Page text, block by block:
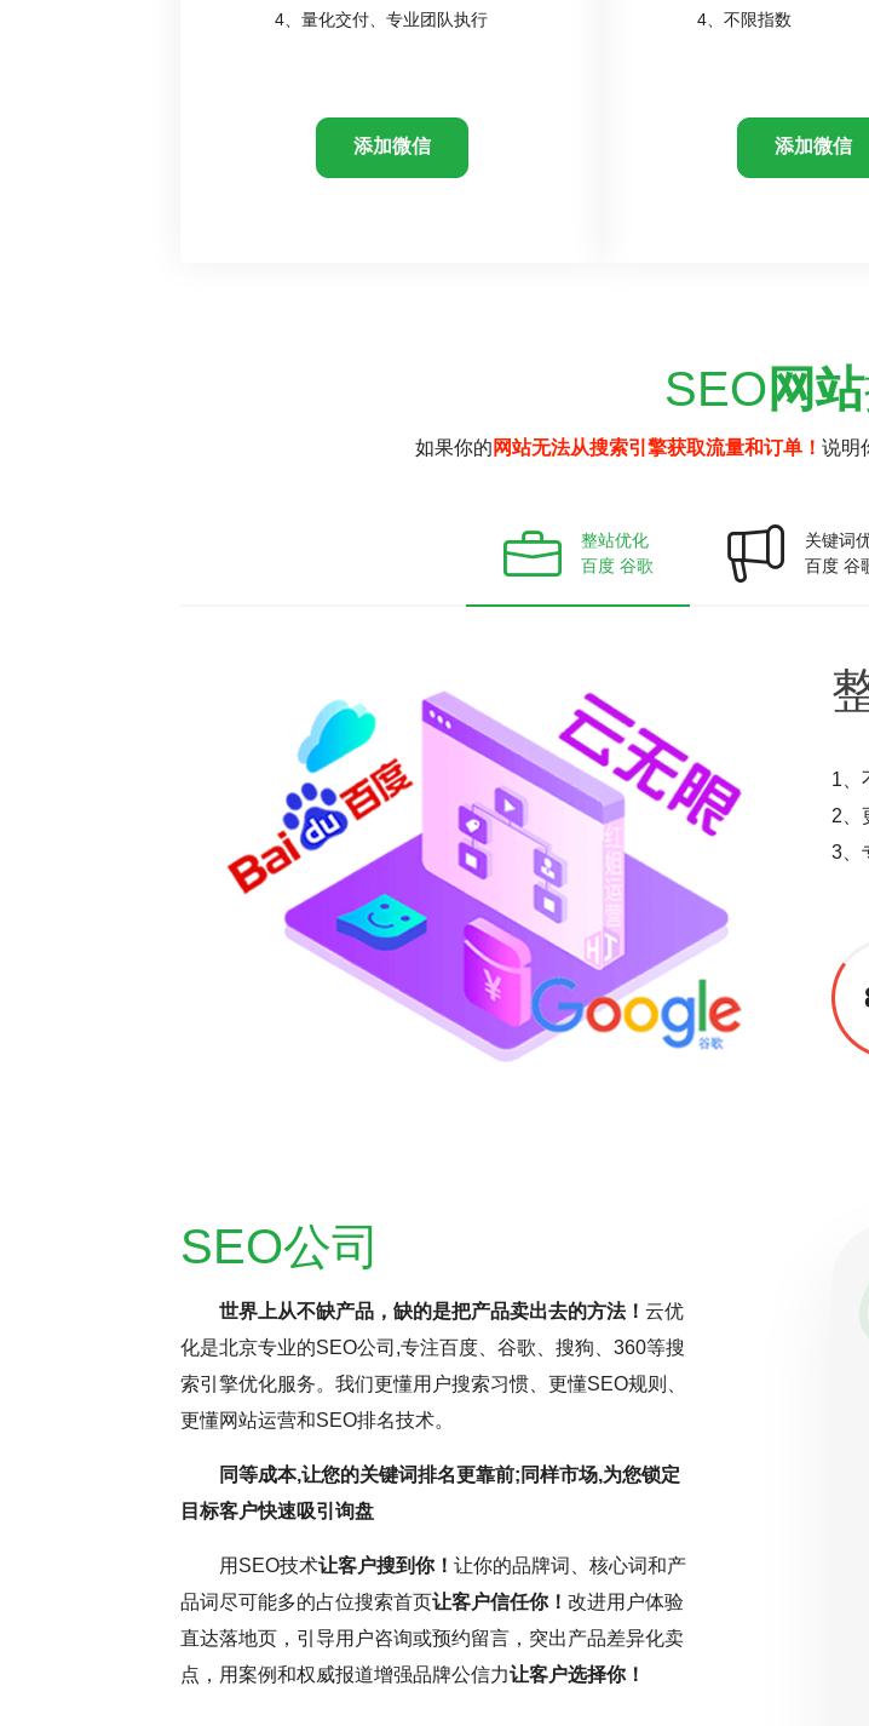
4、量化交付、专业团队执行
添加微信
4、不限指数
添加微信
SEO 网站
如果你的 网站无法从搜索引擎获取流量和订单！ 说明
整站优化
百度 谷歌
关键词
百度 谷
1、
2、
3、
SEO公司
世界上从不缺产品，缺的是把产品卖出去的方法！云优
化是北京专业的SEO公司,专注百度、谷歌、搜狗、360等搜
索引擎优化服务。我们更懂用户搜索习惯、更懂SEO规则、
更懂网站运营和SEO排名技术。
同等成本,让您的关键词排名更靠前;同样市场,为您锁定
目标客户快速吸引询盘
用SEO技术让客户搜到你！让你的品牌词、核心词和产
品词尽可能多的占位搜索首页让客户信任你！改进用户体验
直达落地页，引导用户咨询或预约留言，突出产品差异化卖
点，用案例和权威报道增强品牌公信力让客户选择你！
，但云优化认为，这更多与网
受多因素影响，但正确思维和
搜索引擎规则，可提升网站转
助力网站取得更好效果。
( 推荐指数5颗星 )
SEO网站优化是一项持续且精细化的工作，而非一劳永
逸。它要求优化师密切关注行业动态，深入分析数据，并根据
中，耐心和毅力是不可或缺的驱动力。只有持之以恒地投入努
更为优异的搜索引擎排名。